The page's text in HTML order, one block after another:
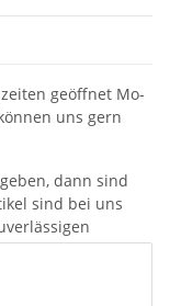
geöffnet Mo-
uns gern
dann sind
sind bei uns